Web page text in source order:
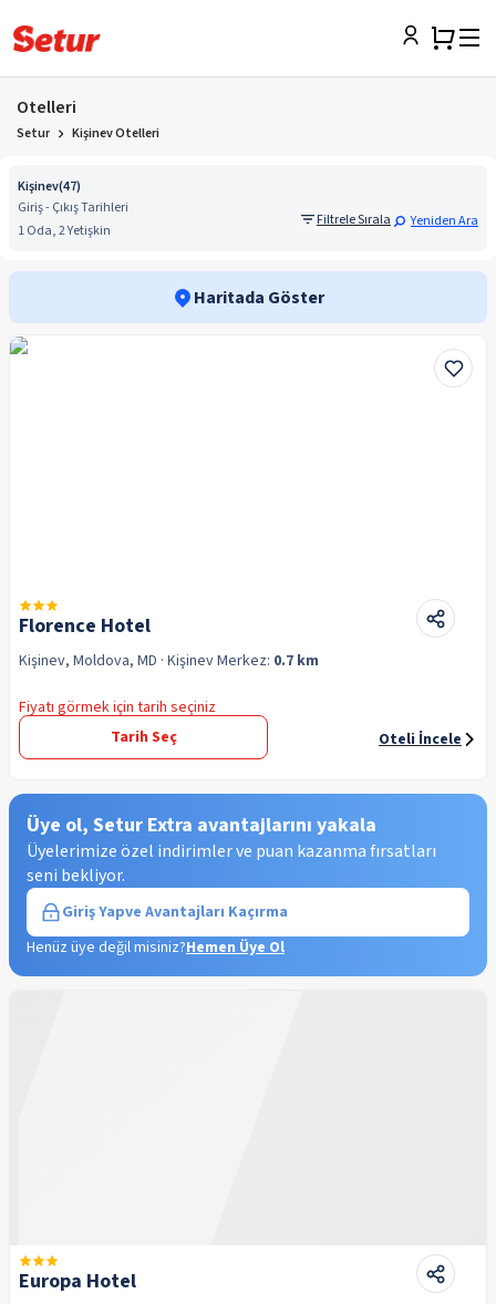
Otelleri
Setur Kişinev Otelleri
Kişinev(47)
Giriş - Çıkış Tarihleri
1 Oda, 2 Yetişkin
Filtrele Sırala Yeniden Ara
Haritada Göster
Florence Hotel
Kişinev, Moldova, MD · KişinevMerkez: 0.7 km
Fiyatı görmek için tarih seçiniz
Tarih Seç
Oteli İncele
Üye ol, Setur Extra avantajlarını yakala
Üyelerimize özel indirimler ve puan kazanma fırsatları
seni bekliyor.
Giriş Yapve Avantajları Kaçırma
Henüz üye değil misiniz?Hemen Üye Ol
Europa Hotel